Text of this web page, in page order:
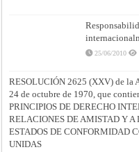
25/06/2010
RESOLUCIÓN 2625 (XXV) de la
24 de octubre de 1970, que
PRINCIPIOS DE DERECHO
RELACIONES DE AMISTAD Y A
ESTADOS DE CONFORMIDAD
UNIDAS